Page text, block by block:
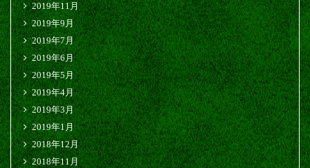
2019年11月
2019年9月
2019年7月
2019年6月
2019年5月
2019年4月
2019年3月
2019年1月
2018年12月
2018年11月